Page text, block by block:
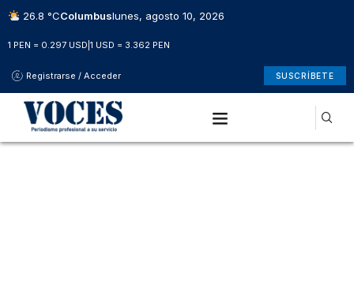
26.8 °CColumbuslunes, agosto 10, 2026
1 PEN = 0.297 USD 1 USD = 3.362 PEN
Registrarse / Acceder SUSCRÍBETE